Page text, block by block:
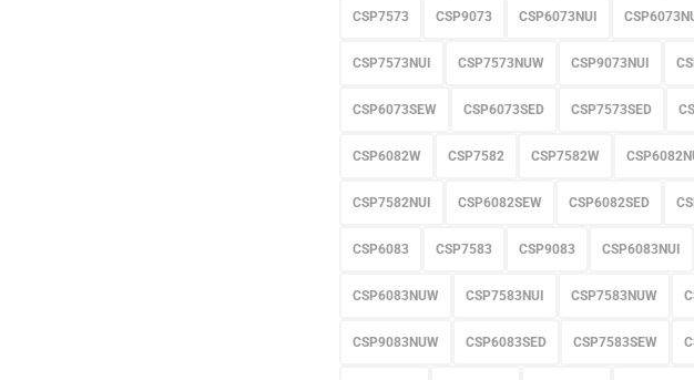
CSP7573 CSP9073 CSP6073NUI
CSP7573NUI CSP7573NUW CSP9073NUI
CSP6073SEW CSP6073SED CSP7573SED
CSP6082W CSP7582 CSP7582W
CSP7582NUI CSP6082SEW CSP6082SED
CSP6083 CSP7583 CSP9083 CSP6083NUI
CSP6083NUW CSP7583NUI CSP7583NUW
CSP9083NUW CSP6083SED CSP7583SEW